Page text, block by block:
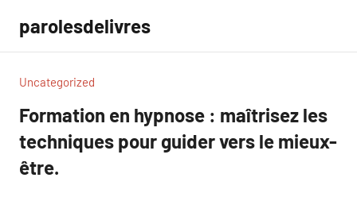
contenu
parolesdelivres
Uncategorized
Formation en hypnose : maîtrisez les
techniques pour guider vers le mieux-
être.